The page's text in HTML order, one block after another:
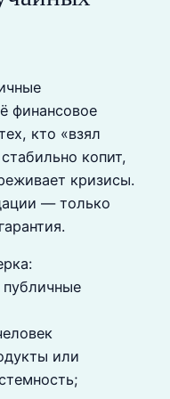
финансовое
кто «взял
копит,
кризисы.
— только
или